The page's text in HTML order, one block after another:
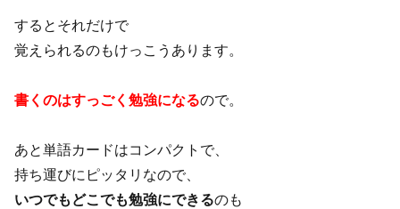
するとそれだけで
覚えられるのもけっこうあります。
書くのはすっごく勉強になるので。
あと単語カードはコンパクトで、
持ち運びにピッタリなので、
いつでもどこでも勉強にできるのも